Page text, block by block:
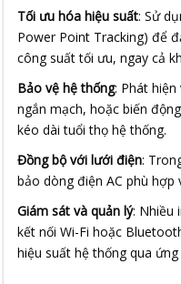
Tối ưu hóa hiệu suất: Sử
Power Point Tracking) để
công suất tối ưu, ngay cả
Bảo vệ hệ thống: Phát
ngắn mạch, hoặc biến
kéo dài tuổi thọ hệ thống.
Đồng bộ với lưới điện:
bảo dòng điện AC phù
Giám sát và quản lý: Nhiều
kết nối Wi-Fi hoặc
hiệu suất hệ thống qua